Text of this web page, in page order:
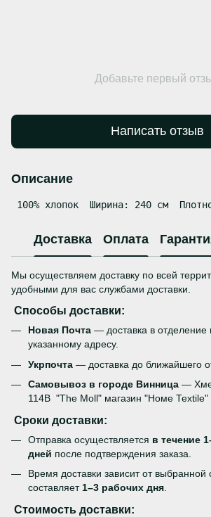
Добавьте первый
Написать отзыв
Описание
100% хлопок  Ширина: 240 см
Доставка Оплата
Мы осуществляем доставку по всей
удобными для вас службами доставки.
Способы доставки:
Новая Почта — доставка в отделение
указанному адресу.
Укрпочта — доставка до ближайшего
Самовывоз в городе Винница —
114В "The Moll" магазин "Номе Теxtile"
Сроки доставки:
Отправка осуществляется в течение
дней после подтверждения заказа.
Время доставки зависит от
составляет1–3 рабочих дня.
Стоимость доставки: